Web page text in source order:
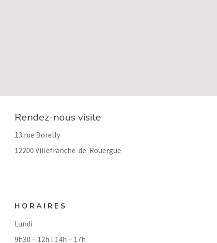
Rendez-nous visite
13 rue Borelly
12200 Villefranche-de-Rouergue
HORAIRES
Lundi
9h30 – 12h I 14h – 17h